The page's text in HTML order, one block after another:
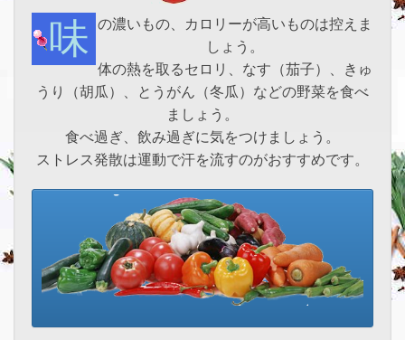
味の濃いもの、カロリーが高いものは控えま
しょう。
体の熱を取るセロリ、なす（茄子）、きゅ
うり（胡瓜）、とうがん（冬瓜）などの野菜を食べ
ましょう。
食べ過ぎ、飲み過ぎに気をつけましょう。
ストレス発散は運動で汗を流すのがおすすめです。